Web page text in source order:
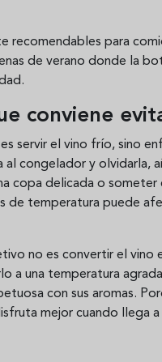
recomendables para
de verano donde la
conviene
servir el vino frío, sino
congelador y olvidarla,
copa delicada o someter
de temperatura puede
no es convertir el vino
a una temperatura
con sus aromas.
mejor cuando llega a